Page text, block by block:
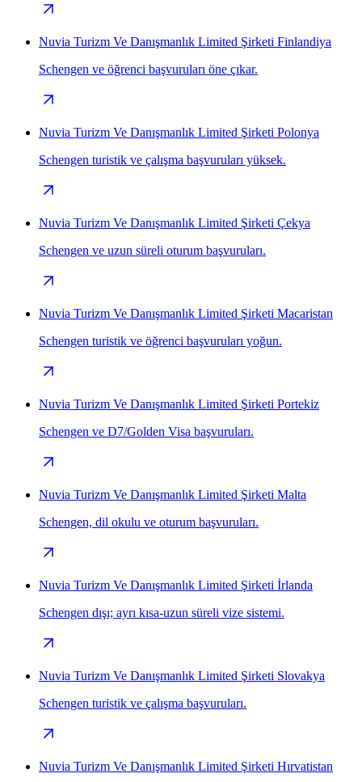
Nuvia Turizm Ve Danışmanlık Limited Şirketi Finlandiya
Schengen ve öğrenci başvuruları öne çıkar.
Nuvia Turizm Ve Danışmanlık Limited Şirketi Polonya
Schengen turistik ve çalışma başvuruları yüksek.
Nuvia Turizm Ve Danışmanlık Limited Şirketi Çekya
Schengen ve uzun süreli oturum başvuruları.
Nuvia Turizm Ve Danışmanlık Limited Şirketi Macaristan
Schengen turistik ve öğrenci başvuruları yoğun.
Nuvia Turizm Ve Danışmanlık Limited Şirketi Portekiz
Schengen ve D7/Golden Visa başvuruları.
Nuvia Turizm Ve Danışmanlık Limited Şirketi Malta
Schengen, dil okulu ve oturum başvuruları.
Nuvia Turizm Ve Danışmanlık Limited Şirketi İrlanda
Schengen dışı; ayrı kısa-uzun süreli vize sistemi.
Nuvia Turizm Ve Danışmanlık Limited Şirketi Slovakya
Schengen turistik ve çalışma başvuruları.
Nuvia Turizm Ve Danışmanlık Limited Şirketi Hırvatistan